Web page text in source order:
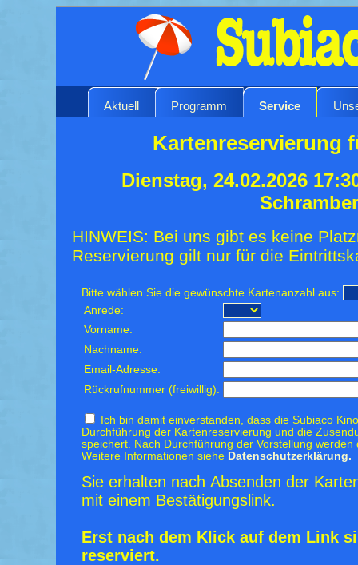
Aktuell Programm Service
Kartenreservierung
Dienstag, 24.02.2026
HINWEIS: Bei uns gibt es keine
Reservierung gilt nur für die
Bitte wählen Sie die gewünschte Kartenanzahl aus:
Anrede:
Vorname:
Nachname:
Email-Adresse:
Rückrufnummer (freiwillig):
Ich bin damit einverstanden, dass die Subiaco
Durchführung der Kartenreservierung und die
speichert. Nach Durchführung der Vorstellung
Weitere Informationen siehe Datenschutzerklärung.
Sie erhalten nach Absenden der
mit einem Bestätigungslink.
Erst nach dem Klick auf dem Link
reserviert.